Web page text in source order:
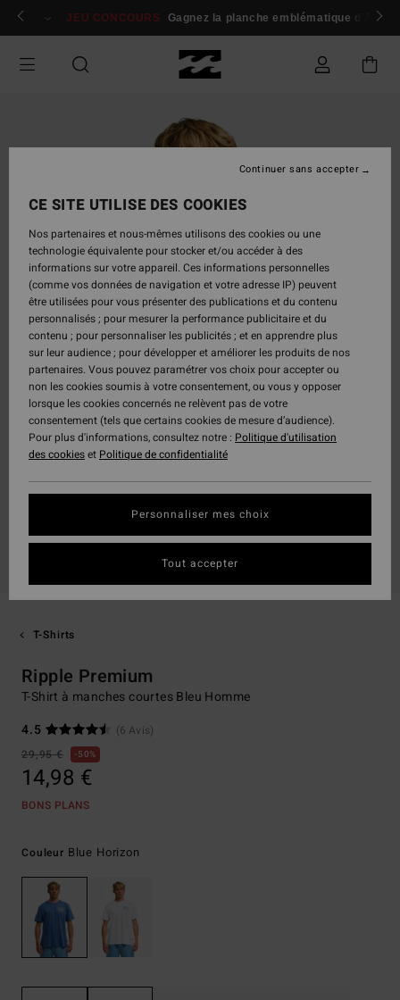
Passer
Se connecter / s'inscrire
JEU CONCOURS Gagnez la planche emblématique d'Andy
T-Shirts
Ripple Premium
T-Shirt à manches courtes Bleu Homme
4.5
(6 Avis)
29,95 €
50%
14,98 €
BONS PLANS
Couleur Blue Horizon
CE SITE UTILISE DES COOKIES
Nos partenaires et nous-mêmes utilisons des cookies ou une
technologie équivalente pour stocker et/ou accéder à des
informations sur votre appareil. Ces informations personnelles
(comme vos données de navigation et votre adresse IP) peuvent
être utilisées pour vous présenter des publications et du contenu
personnalisés ; pour mesurer la performance publicitaire et du
contenu ; pour personnaliser les publicités ; et en apprendre plus
sur leur audience ; pour développer et améliorer les produits de nos
partenaires. Vous pouvez paramétrer vos choix pour accepter ou
non les cookies soumis à votre consentement, ou vous y opposer
lorsque les cookies concernés ne relèvent pas de votre
consentement (tels que certains cookies de mesure d’audience).
Pour plus d'informations, consultez notre : Politique d'utilisation
des cookieset Politique de confidentialité
Personnaliser mes choix
Continuer sans accepter
Tout accepter